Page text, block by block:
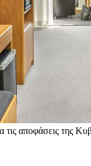
τις αποφάσεις της